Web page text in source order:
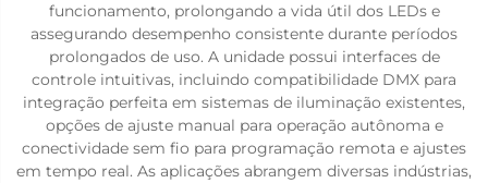
funcionamento, prolongando a vida útil dos LEDs e
assegurando desempenho consistente durante períodos
prolongados de uso. A unidade possui interfaces de
controle intuitivas, incluindo compatibilidade DMX para
integração perfeita em sistemas de iluminação existentes,
opções de ajuste manual para operação autônoma e
conectividade sem fio para programação remota e ajustes
em tempo real. As aplicações abrangem diversas indústrias,